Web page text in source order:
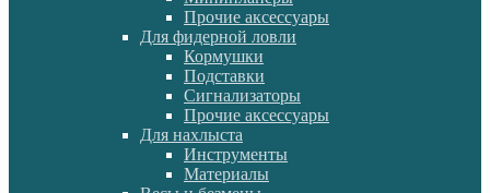
Прочие аксессуары
Для фидерной ловли
Кормушки
Подставки
Сигнализаторы
Прочие аксессуары
Для нахлыста
Инструменты
Материалы